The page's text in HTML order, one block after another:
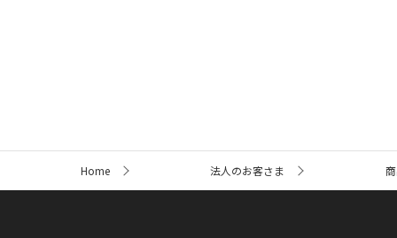
ト
Home 法人のお客さま